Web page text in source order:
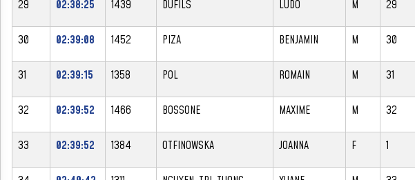
29 02:38:25 1439 DUFILS LUDO M 29
30 02:39:08 1452 PIZA BENJAMIN M 30
31 02:39:15 1358 POL ROMAIN M 31
32 02:39:52 1466 BOSSONE MAXIME M 32
33 02:39:52 1384 OTFINOWSKA JOANNA F 1